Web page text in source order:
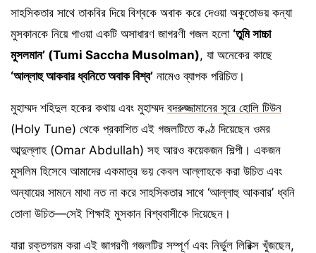
সাহসিকতার সাথে তাকবির দিয়ে বিশ্বকে অবাক করে দেওয়া অকুতোভয় কন্যা
মুসকানকে নিয়ে গাওয়া একটি অসাধারণ জাগরণী গজল হলো ‘তুমি সাচ্চা
মুসলমান’ (Tumi Saccha Musolman), যা অনেকের কাছে
‘আল্লাহু আকবার ধ্বনিতে অবাক বিশ্ব’ নামেও ব্যাপক পরিচিত।
মুহাম্মদ শহিদুল হকের কথায় এবং মুহাম্মদ বদরুজ্জামানের সুরে হোলি টিউন
(Holy Tune) থেকে প্রকাশিত এই গজলটিতে কণ্ঠ দিয়েছেন ওমর
আব্দুল্লাহ (Omar Abdullah) সহ আরও কয়েকজন শিল্পী। একজন
মুসলিম হিসেবে আমাদের একমাত্র ভয় কেবল আল্লাহকে করা উচিত এবং
অন্যায়ের সামনে মাথা নত না করে সাহসিকতার সাথে ‘আল্লাহু আকবার’ ধ্বনি
তোলা উচিত—সেই শিক্ষাই মুসকান বিশ্ববাসীকে দিয়েছেন।
যারা রক্তগরম করা এই জাগরণী গজলটির সম্পূর্ণ এবং নির্ভুল লিরিক্স খুঁজছেন,